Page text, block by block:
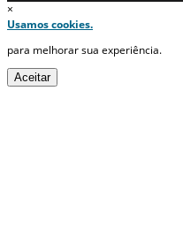
×
Usamos cookies.
para melhorar sua experiência.
Aceitar